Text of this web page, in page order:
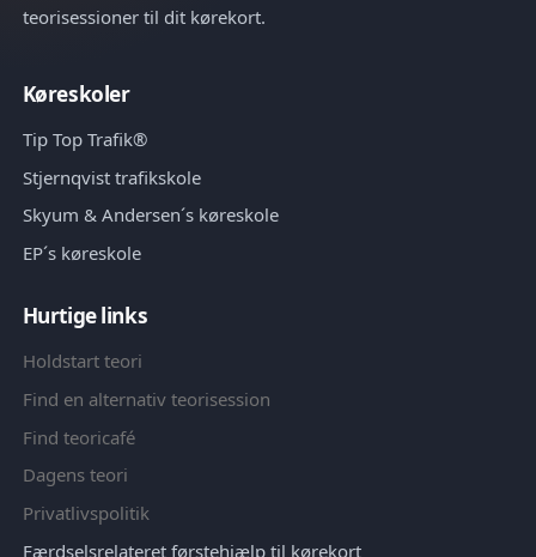
teorisessioner til dit kørekort.
Køreskoler
Tip Top Trafik®
Stjernqvist trafikskole
Skyum & Andersen´s køreskole
EP´s køreskole
Hurtige links
Holdstart teori
Find en alternativ teorisession
Find teoricafé
Dagens teori
Privatlivspolitik
Færdselsrelateret førstehjælp til kørekort